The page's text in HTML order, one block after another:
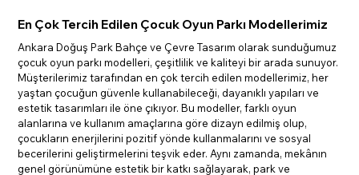
En Çok Tercih Edilen Çocuk Oyun Parkı Modellerimiz
Ankara Doğuş Park Bahçe ve Çevre Tasarım olarak sunduğumuz
çocuk oyun parkı modelleri, çeşitlilik ve kaliteyi bir arada sunuyor.
Müşterilerimiz tarafından en çok tercih edilen modellerimiz, her
yaştan çocuğun güvenle kullanabileceği, dayanıklı yapıları ve
estetik tasarımları ile öne çıkıyor. Bu modeller, farklı oyun
alanlarına ve kullanım amaçlarına göre dizayn edilmiş olup,
çocukların enerjilerini pozitif yönde kullanmalarını ve sosyal
becerilerini geliştirmelerini teşvik eder. Aynı zamanda, mekânın
genel görünümüne estetik bir katkı sağlayarak, park ve